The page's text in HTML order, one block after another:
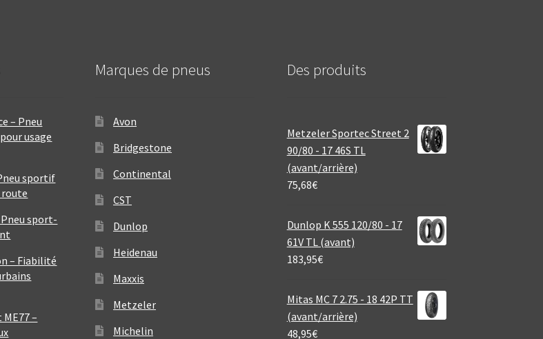
– Pneu
usage
sportif
Pneu sport-
– Fiabilité
–
Marques de pneus
Avon
Bridgestone
Continental
CST
Dunlop
Heidenau
Maxxis
Metzeler
Michelin
Des produits
Metzeler Sportec Street 2
90/80 - 17 46S TL
(avant/arrière)
75,68€
Dunlop K 555 120/80 - 17
61V TL (avant)
183,95€
Mitas MC 7 2.75 - 18 42P TT
(avant/arrière)
48,95€